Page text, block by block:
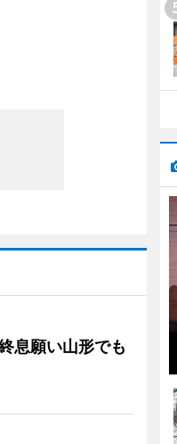
息願い山形でも